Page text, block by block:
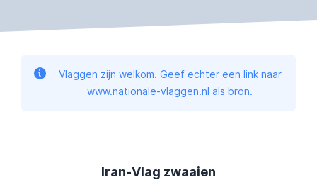
Vlaggen zijn welkom. Geef echter een link naar
www.nationale-vlaggen.nl als bron.
Iran-Vlag zwaaien